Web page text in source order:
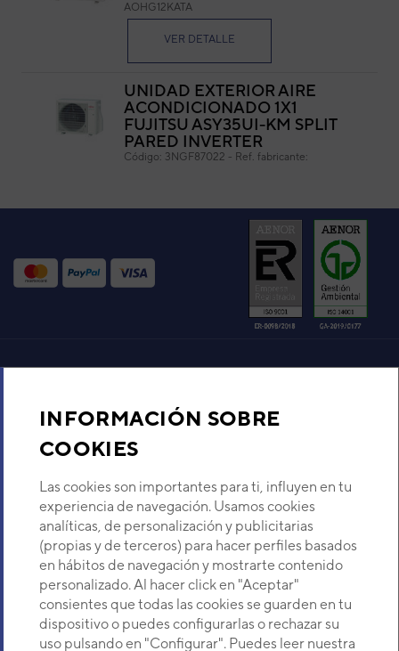
INFORMACIÓN SOBRE
COOKIES
Las cookies son importantes para ti, influyen en tu
experiencia de navegación. Usamos cookies
analíticas, de personalización y publicitarias
(propias y de terceros) para hacer perfiles basados
en hábitos de navegación y mostrarte contenido
personalizado. Al hacer click en "Aceptar"
consientes que todas las cookies se guarden en tu
dispositivo o puedes configurarlas o rechazar su
uso pulsando en "Configurar". Puedes leer nuestra
AOHG12KATA
VER DETALLE
UNIDAD EXTERIOR AIRE
ACONDICIONADO 1X1
FUJITSU ASY35UI-KM SPLIT
PARED INVERTER
Código: 3NGF87022 - Ref. fabricante:
UNIDAD EXTERIOR AIRE
ACONDICIONADO 1X1
FUJITSU ASY35-KE SPLIT
PARED INVERTER BLANCA
Ref. fabricante:
UE PARED PLATA ASF07-KE
Código:
VER DETALLE
UE SPLIT ECO AF09-KA
ROG09KATA
Código:3NFE89112 -Ref. fabricante:
ROG09KATA
VER DETALLE
Sobre Nosotros
Descubre Eurofred
Dónde Estamos
¿Buscas un servicio técnico?